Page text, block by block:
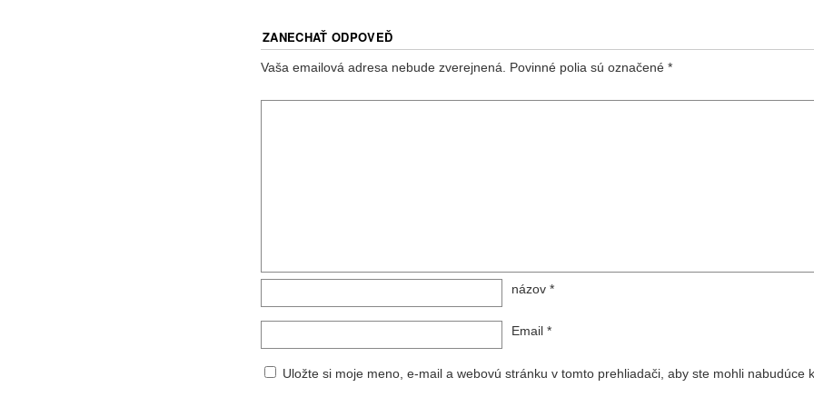
ZANECHAŤ ODPOVEĎ
Vaša emailová adresa nebude zverejnená. Povinné polia sú označené *
názov *
Email *
Uložte si moje meno, e-mail a webovú stránku v tomto prehliadači, aby ste mohli nabudúce